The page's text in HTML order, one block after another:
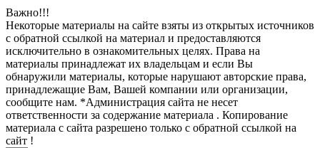
Важно!!!
Некоторые материалы на сайте взяты из открытых источников
с обратной ссылкой на материал и предоставляются
исключительно в ознакомительных целях. Права на
материалы принадлежат их владельцам и если Вы
обнаружили материалы, которые нарушают авторские права,
принадлежащие Вам, Вашей компании или организации,
сообщите нам. *Администрация сайта не несет
ответственности за содержание материала . Копирование
материала с сайта разрешено только с обратной ссылкой на
сайт !